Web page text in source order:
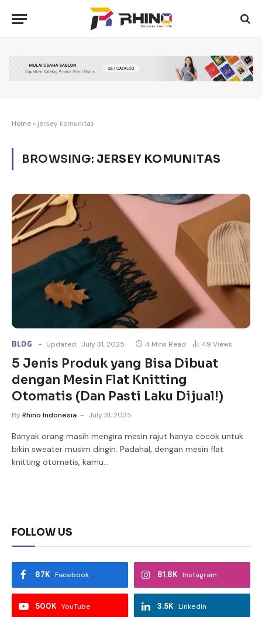
Home » jersey komunitas
BROWSING: JERSEY KOMUNITAS
BLOG Updated: July 31, 2025 4 Mins Read 49 Views
5 Jenis Produk yang Bisa Dibuat
dengan Mesin Flat Knitting
Otomatis (Dan Pasti Laku Dijual!)
ByRhino Indonesia July 31, 2025
Banyak orang masih mengira mesin rajut hanya cocok untuk
bikin sweater musim dingin. Padahal, dengan mesin flat
knitting otomatis, kamu…
FOLLOW US
Facebook
87K Instagram
81.8K
YouTube
500K LinkedIn
3.5K